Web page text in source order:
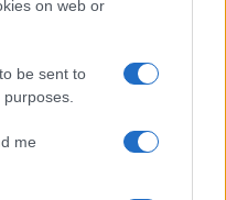
on web or
be sent to
me
alatt!